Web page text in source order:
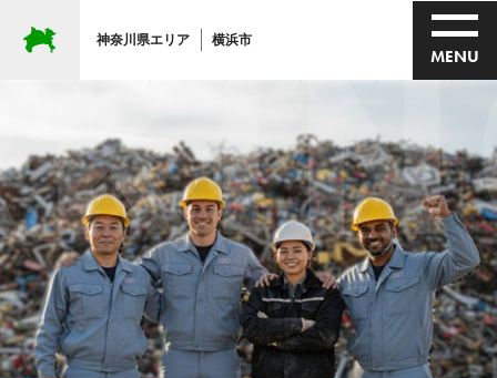
神奈川県エリア 横浜市
MENU